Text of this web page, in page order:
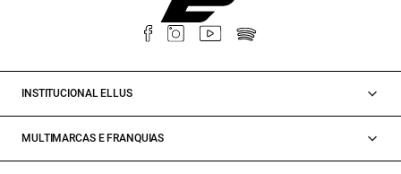
INSTITUCIONAL ELLUS
MULTIMARCAS E FRANQUIAS